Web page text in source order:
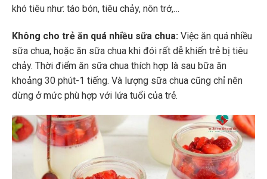
khó tiêu như: táo bón, tiêu chảy, nôn trớ,…
Không cho trẻ ăn quá nhiều sữa chua: Việc ăn quá nhiều
sữa chua, hoặc ăn sữa chua khi đói rất dễ khiến trẻ bị tiêu
chảy. Thời điểm ăn sữa chua thích hợp là sau bữa ăn
khoảng 30 phút-1 tiếng. Và lượng sữa chua cũng chỉ nên
dừng ở mức phù hợp với lứa tuổi của trẻ.